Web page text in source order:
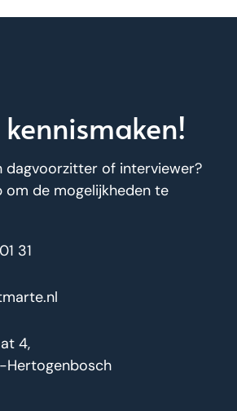
dagvoorzitter of interviewer?
de mogelijkheden te
31
4,
Hertogenbosch